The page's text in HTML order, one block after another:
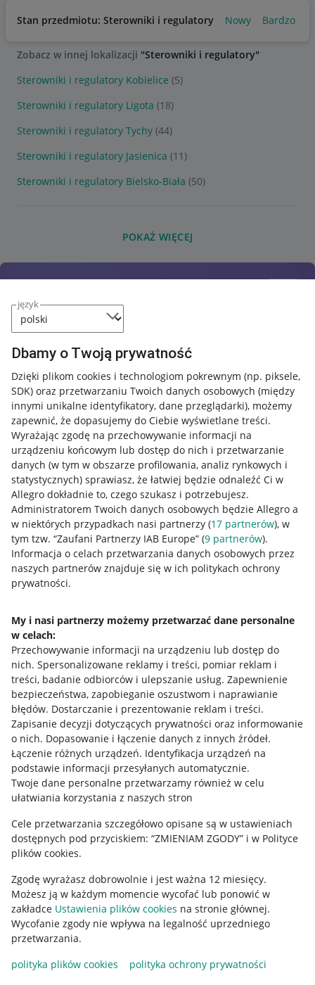
język
Dbamy o Twoją prywatność
Dzięki plikom cookies i technologiom pokrewnym (np. piksele,
SDK) oraz przetwarzaniu Twoich danych osobowych (między
innymi unikalne identyfikatory, dane przeglądarki), możemy
zapewnić, że dopasujemy do Ciebie wyświetlane treści.
Wyrażając zgodę na przechowywanie informacji na
urządzeniu końcowym lub dostęp do nich i przetwarzanie
danych (w tym w obszarze profilowania, analiz rynkowych i
statystycznych) sprawiasz, że łatwiej będzie odnaleźć Ci w
Allegro dokładnie to, czego szukasz i potrzebujesz.
Administratorem Twoich danych osobowych będzie Allegro a
w niektórych przypadkach nasi partnerzy (17 partnerów), w
tym tzw. “Zaufani Partnerzy IAB Europe” (9 partnerów).
Informacja o celach przetwarzania danych osobowych przez
naszych partnerów znajduje się w ich politykach ochrony
prywatności.
My i nasi partnerzy możemy przetwarzać dane personalne
w celach:
Przechowywanie informacji na urządzeniu lub dostęp do
nich. Spersonalizowane reklamy i treści, pomiar reklam i
treści, badanie odbiorców i ulepszanie usług. Zapewnienie
bezpieczeństwa, zapobieganie oszustwom i naprawianie
błędów. Dostarczanie i prezentowanie reklam i treści.
Zapisanie decyzji dotyczących prywatności oraz informowanie
o nich. Dopasowanie i łączenie danych z innych źródeł.
Łączenie różnych urządzeń. Identyfikacja urządzeń na
podstawie informacji przesyłanych automatycznie.
Twoje dane personalne przetwarzamy również w celu
ułatwiania korzystania z naszych stron
Cele przetwarzania szczegółowo opisane są w ustawieniach
dostępnych pod przyciskiem: “ZMIENIAM ZGODY” i w Polityce
plików cookies.
Zgodę wyrażasz dobrowolnie i jest ważna 12 miesięcy.
Możesz ją w każdym momencie wycofać lub ponowić w
zakładce Ustawienia plików cookies na stronie głównej.
Wycofanie zgody nie wpływa na legalność uprzedniego
przetwarzania.
polityka plików cookies
polityka ochrony prywatności
Stan przedmiotu: Sterowniki i regulatory Nowy Bardzo
Zobacz w innej lokalizacji "Sterowniki i regulatory"
Sterowniki i regulatory Kobielice (5)
Sterowniki i regulatory Ligota (18)
Sterowniki i regulatory Tychy (44)
Sterowniki i regulatory Jasienica (11)
Sterowniki i regulatory Bielsko-Biała (50)
POKAŻ WIĘCEJ
Nawigacja
Przydatne informacje
Jak to działa
Allegro Gadane dla sprzedających
Allegro Gadane dla kupujących
Mapa miejscowości
Informacje prawne
Regulamin
Polityka plików "cookies"
Ustawienia plików "cookies"
Udostępnianie lokalizacji
Informacje dla Aktu o Usługach Cyfrowych
Pobierz aplikację